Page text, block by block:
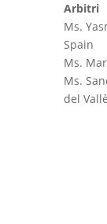
Arbitri
Ms.
Spain
Ms.
Ms.
del